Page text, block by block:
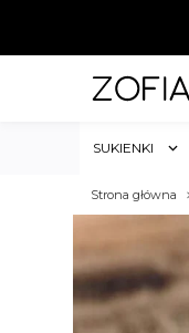
SUKIENKI
Strona główna